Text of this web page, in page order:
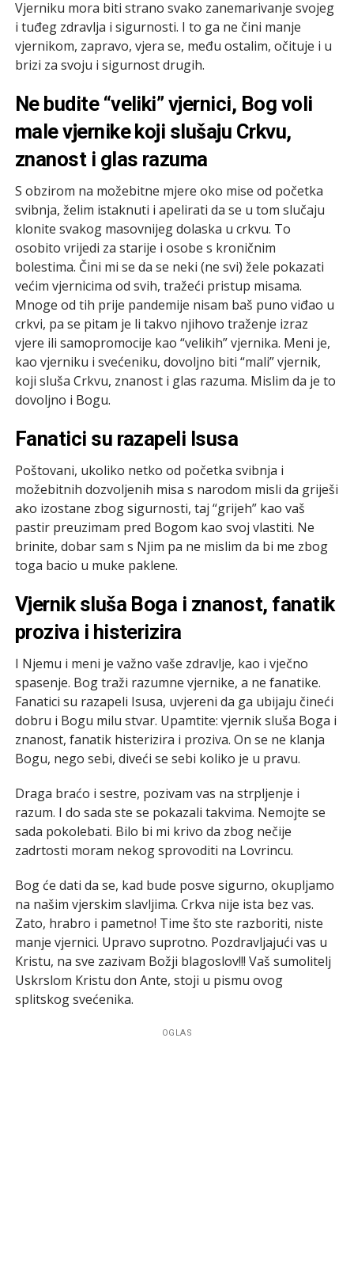
Vjerniku mora biti strano svako zanemarivanje svojeg
i tuđeg zdravlja i sigurnosti. I to ga ne čini manje
vjernikom, zapravo, vjera se, među ostalim, očituje i u
brizi za svoju i sigurnost drugih.
Ne budite “veliki” vjernici, Bog voli
male vjernike koji slušaju Crkvu,
znanost i glas razuma
S obzirom na možebitne mjere oko mise od početka
svibnja, želim istaknuti i apelirati da se u tom slučaju
klonite svakog masovnijeg dolaska u crkvu. To
osobito vrijedi za starije i osobe s kroničnim
bolestima. Čini mi se da se neki (ne svi) žele pokazati
većim vjernicima od svih, tražeći pristup misama.
Mnoge od tih prije pandemije nisam baš puno viđao u
crkvi, pa se pitam je li takvo njihovo traženje izraz
vjere ili samopromocije kao “velikih” vjernika. Meni je,
kao vjerniku i svećeniku, dovoljno biti “mali” vjernik,
koji sluša Crkvu, znanost i glas razuma. Mislim da je to
dovoljno i Bogu.
Fanatici su razapeli Isusa
Poštovani, ukoliko netko od početka svibnja i
možebitnih dozvoljenih misa s narodom misli da griješi
ako izostane zbog sigurnosti, taj “grijeh” kao vaš
pastir preuzimam pred Bogom kao svoj vlastiti. Ne
brinite, dobar sam s Njim pa ne mislim da bi me zbog
toga bacio u muke paklene.
Vjernik sluša Boga i znanost, fanatik
proziva i histerizira
I Njemu i meni je važno vaše zdravlje, kao i vječno
spasenje. Bog traži razumne vjernike, a ne fanatike.
Fanatici su razapeli Isusa, uvjereni da ga ubijaju čineći
dobru i Bogu milu stvar. Upamtite: vjernik sluša Boga i
znanost, fanatik histerizira i proziva. On se ne klanja
Bogu, nego sebi, diveći se sebi koliko je u pravu.
Draga braćo i sestre, pozivam vas na strpljenje i
razum. I do sada ste se pokazali takvima. Nemojte se
sada pokolebati. Bilo bi mi krivo da zbog nečije
zadrtosti moram nekog sprovoditi na Lovrincu.
Bog će dati da se, kad bude posve sigurno, okupljamo
na našim vjerskim slavljima. Crkva nije ista bez vas.
Zato, hrabro i pametno! Time što ste razboriti, niste
manje vjernici. Upravo suprotno. Pozdravljajući vas u
Kristu, na sve zazivam Božji blagoslov!!! Vaš sumolitelj
Uskrslom Kristu don Ante, stoji u pismu ovog
splitskog svećenika.
OGLAS